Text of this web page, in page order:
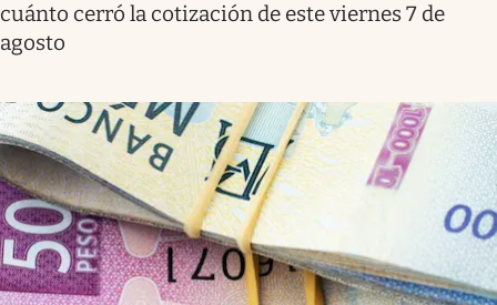
cuánto cerró la cotización de este viernes 7 de
agosto